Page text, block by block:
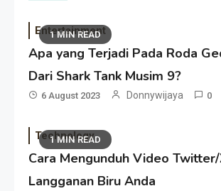
1 MIN READ
Entertainment
Apa yang Terjadi Pada Roda
Dari Shark Tank Musim 9?
6 August 2023 Donnywijaya 0
1 MIN READ
Technology
Cara Mengunduh Video
Langganan Biru Anda